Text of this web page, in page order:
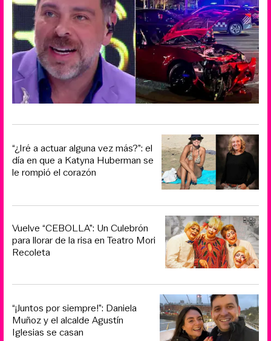
“¿Iré a actuar alguna vez más?”: el
día en que a Katyna Huberman se
le rompió el corazón
Vuelve “CEBOLLA”: Un Culebrón
para llorar de la risa en Teatro Mori
Recoleta
“¡Juntos por siempre!”: Daniela
Muñoz y el alcalde Agustín
Iglesias se casan